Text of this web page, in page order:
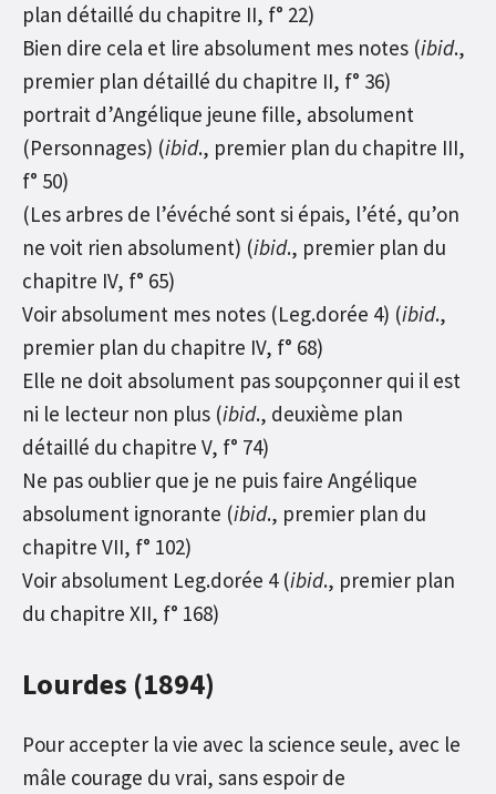
plan détaillé du chapitre II, f° 22)
Bien dire cela et lire absolument mes notes (ibid.,
premier plan détaillé du chapitre II, f° 36)
portrait d’Angélique jeune fille, absolument
(Personnages) (ibid., premier plan du chapitre III,
f° 50)
(Les arbres de l’évéché sont si épais, l’été, qu’on
ne voit rien absolument) (ibid., premier plan du
chapitre IV, f° 65)
Voir absolument mes notes (Leg.dorée 4) (ibid.,
premier plan du chapitre IV, f° 68)
Elle ne doit absolument pas soupçonner qui il est
ni le lecteur non plus (ibid., deuxième plan
détaillé du chapitre V, f° 74)
Ne pas oublier que je ne puis faire Angélique
absolument ignorante (ibid., premier plan du
chapitre VII, f° 102)
Voir absolument Leg.dorée 4 (ibid., premier plan
du chapitre XII, f° 168)
Lourdes (1894)
Pour accepter la vie avec la science seule, avec le
mâle courage du vrai, sans espoir de